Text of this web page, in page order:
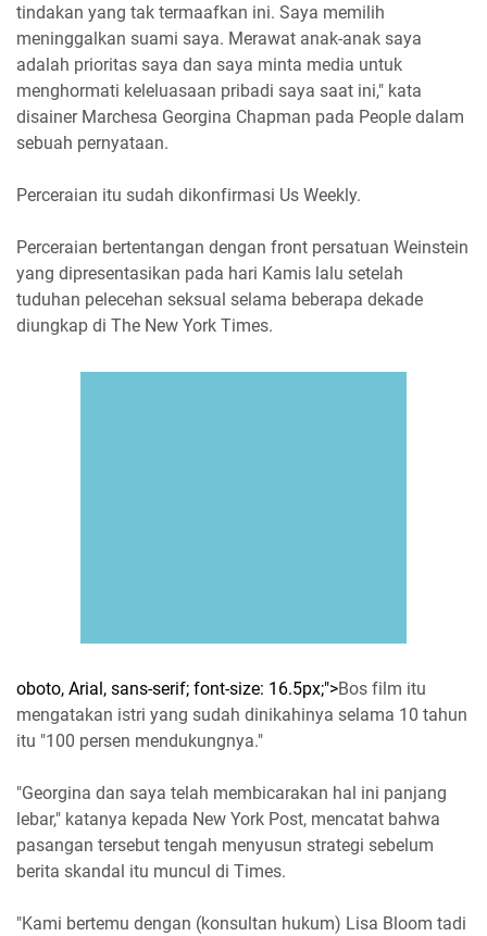
tindakan yang tak termaafkan ini. Saya memilih
meninggalkan suami saya. Merawat anak-anak saya
adalah prioritas saya dan saya minta media untuk
menghormati keleluasaan pribadi saya saat ini," kata
disainer Marchesa Georgina Chapman pada People dalam
sebuah pernyataan.
Perceraian itu sudah dikonfirmasi Us Weekly.
Perceraian bertentangan dengan front persatuan Weinstein
yang dipresentasikan pada hari Kamis lalu setelah
tuduhan pelecehan seksual selama beberapa dekade
diungkap di The New York Times.
oboto, Arial, sans-serif; font-size: 16.5px;">Bos film itu
mengatakan istri yang sudah dinikahinya selama 10 tahun
itu "100 persen mendukungnya."
"Georgina dan saya telah membicarakan hal ini panjang
lebar," katanya kepada New York Post, mencatat bahwa
pasangan tersebut tengah menyusun strategi sebelum
berita skandal itu muncul di Times.
"Kami bertemu dengan (konsultan hukum) Lisa Bloom tadi